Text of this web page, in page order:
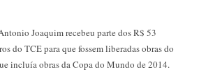
Joaquim recebeu parte dos R$ 53
do TCE para que fossem liberadas obras do
incluía obras da Copa do Mundo de 2014.